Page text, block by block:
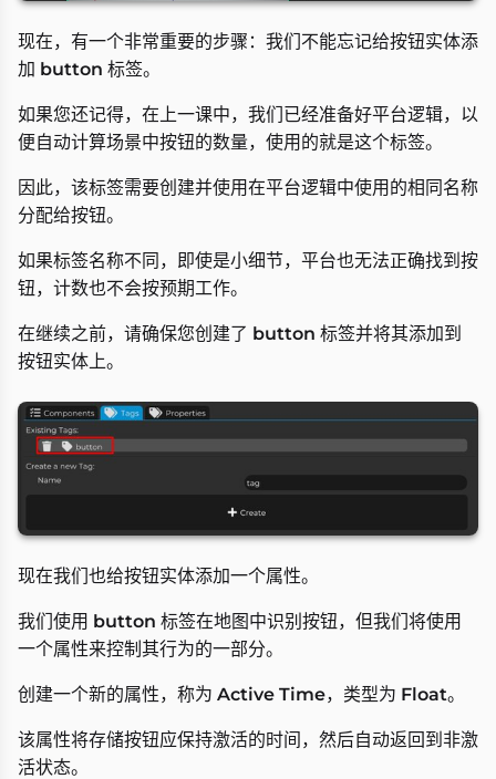
现在，有一个非常重要的步骤：我们不能忘记给按钮实体添
加 button 标签。
如果您还记得，在上一课中，我们已经准备好平台逻辑，以
便自动计算场景中按钮的数量，使用的就是这个标签。
因此，该标签需要创建并使用在平台逻辑中使用的相同名称
分配给按钮。
如果标签名称不同，即使是小细节，平台也无法正确找到按
钮，计数也不会按预期工作。
在继续之前，请确保您创建了 button 标签并将其添加到
按钮实体上。
现在我们也给按钮实体添加一个属性。
我们使用 button 标签在地图中识别按钮，但我们将使用
一个属性来控制其行为的一部分。
创建一个新的属性，称为 Active Time，类型为 Float。
该属性将存储按钮应保持激活的时间，然后自动返回到非激
活状态。